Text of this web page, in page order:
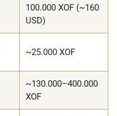
100.000 XOF (~160
USD)
~25.000 XOF
~130.000–400.000
XOF